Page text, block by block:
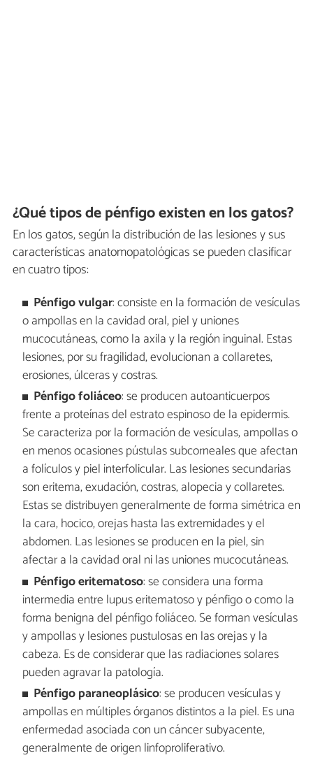
¿Qué tipos de pénfigo existen en los gatos?
En los gatos, según la distribución de las lesiones y sus
características anatomopatológicas se pueden clasificar
en cuatro tipos:
Pénfigo vulgar: consiste en la formación de vesículas
o ampollas en la cavidad oral, piel y uniones
mucocutáneas, como la axila y la región inguinal. Estas
lesiones, por su fragilidad, evolucionan a collaretes,
erosiones, úlceras y costras.
Pénfigo foliáceo: se producen autoanticuerpos
frente a proteínas del estrato espinoso de la epidermis.
Se caracteriza por la formación de vesículas, ampollas o
en menos ocasiones pústulas subcorneales que afectan
a folículos y piel interfolicular. Las lesiones secundarias
son eritema, exudación, costras, alopecia y collaretes.
Estas se distribuyen generalmente de forma simétrica en
la cara, hocico, orejas hasta las extremidades y el
abdomen. Las lesiones se producen en la piel, sin
afectar a la cavidad oral ni las uniones mucocutáneas.
Pénfigo eritematoso: se considera una forma
intermedia entre lupus eritematoso y pénfigo o como la
forma benigna del pénfigo foliáceo. Se forman vesículas
y ampollas y lesiones pustulosas en las orejas y la
cabeza. Es de considerar que las radiaciones solares
pueden agravar la patología.
Pénfigo paraneoplásico: se producen vesículas y
ampollas en múltiples órganos distintos a la piel. Es una
enfermedad asociada con un cáncer subyacente,
generalmente de origen linfoproliferativo.